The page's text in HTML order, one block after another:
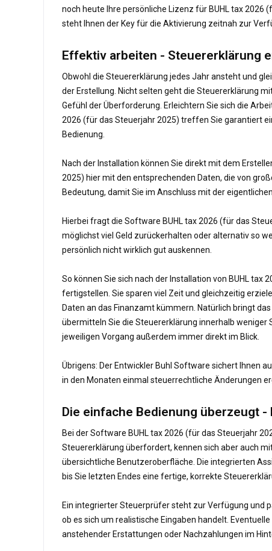
noch heute Ihre persönliche Lizenz für BUHL tax 2026
steht Ihnen der Key für die Aktivierung zeitnah zur
Effektiv arbeiten - Steuererklärung
Obwohl die Steuererklärung jedes Jahr ansteht und
der Erstellung. Nicht selten geht die Steuererklärung
Gefühl der Überforderung. Erleichtern Sie sich die
2026 (für das Steuerjahr 2025) treffen Sie garantiert
Bedienung.
Nach der Installation können Sie direkt mit dem
2025) hier mit den entsprechenden Daten, die von
Bedeutung, damit Sie im Anschluss mit der
Hierbei fragt die Software BUHL tax 2026 (für das
möglichst viel Geld zurückerhalten oder alternativ so
persönlich nicht wirklich gut auskennen.
So können Sie sich nach der Installation von BUHL
fertigstellen. Sie sparen viel Zeit und gleichzeitig
Daten an das Finanzamt kümmern. Natürlich bringt
übermitteln Sie die Steuererklärung innerhalb weniger
jeweiligen Vorgang außerdem immer direkt im Blick.
Übrigens: Der Entwickler Buhl Software sichert Ihnen
in den Monaten einmal steuerrechtliche Änderungen
Die einfache Bedienung überzeugt
Bei der Software BUHL tax 2026 (für das Steuerjahr
Steuererklärung überfordert, kennen sich aber auch
übersichtliche Benutzeroberfläche. Die integrierten
bis Sie letzten Endes eine fertige, korrekte
Ein integrierter Steuerprüfer steht zur Verfügung und
ob es sich um realistische Eingaben handelt.
anstehender Erstattungen oder Nachzahlungen im